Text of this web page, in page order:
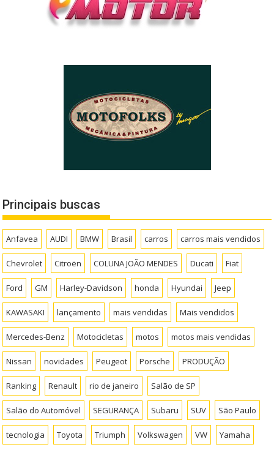
Principais buscas
Anfavea AUDI BMW Brasil carros carros mais vendidos
Chevrolet Citroën COLUNA JOÃO MENDES Ducati Fiat
Ford GM Harley-Davidson honda Hyundai Jeep
KAWASAKI lançamento mais vendidas Mais vendidos
Mercedes-Benz Motocicletas motos motos mais vendidas
Nissan novidades Peugeot Porsche PRODUÇÃO
Ranking Renault rio de janeiro Salão de SP
Salão do Automóvel SEGURANÇA Subaru SUV São Paulo
tecnologia Toyota Triumph Volkswagen VW Yamaha